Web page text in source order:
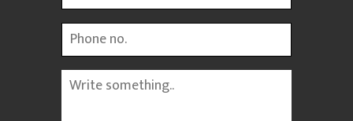
Phone
Message